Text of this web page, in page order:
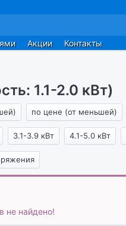
Акции Контакты
1.1-2.0 кВт)
по цене (от меньшей)
3.1-3.9 кВт 4.1-5.0 кВт
не найдено!